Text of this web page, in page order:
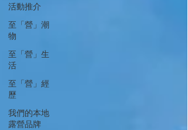
活動推介
至「營」潮
物
至「營」生
活
至「營」經
歷
我們的本地
露營品牌